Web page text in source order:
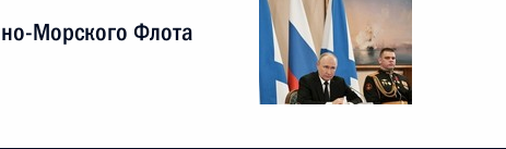
Морского Флота